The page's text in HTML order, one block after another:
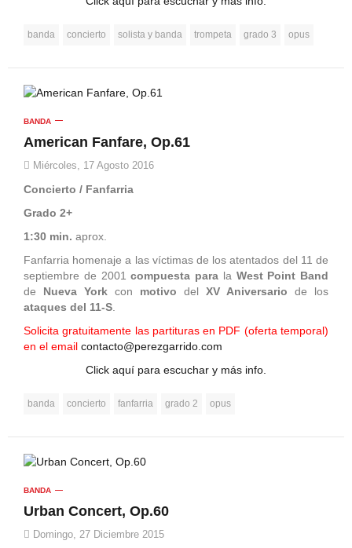
banda concierto solista y banda trompeta grado 3 opus
BANDA
American Fanfare, Op.61
Miércoles, 17 Agosto 2016
Concierto / Fanfarria
Grado 2+
1:30 min. aprox.
Fanfarria homenaje a las víctimas de los atentados del 11 de
septiembre de 2001compuesta para la West Point Band
de Nueva York con motivo del XV Aniversario de los
ataques del 11-S
Solicita gratuitamente las partituras en PDF (oferta temporal)
en el email contacto@perezgarrido.com
Click aquí para escuchar y más info.
banda concierto fanfarria grado 2 opus
BANDA
Urban Concert, Op.60
Domingo, 27 Diciembre 2015